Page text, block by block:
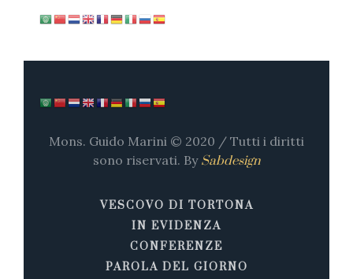
Mons. Guido Marini © 2020 / Tutti i diritti
sono riservati. By Sabdesign
VESCOVO DI TORTONA
IN EVIDENZA
CONFERENZE
PAROLA DEL GIORNO